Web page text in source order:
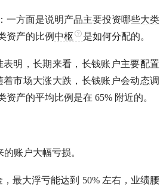
一方面是说明产品主要投资哪些大类
资产的比例中枢 是如何分配的。
明，长期来看，长钱账户主要配置
着市场大涨大跌，长钱账户会动态调
产的平均比例是在 65% 附近的。
账户大幅亏损。
最大浮亏能达到 50% 左右，业绩腰